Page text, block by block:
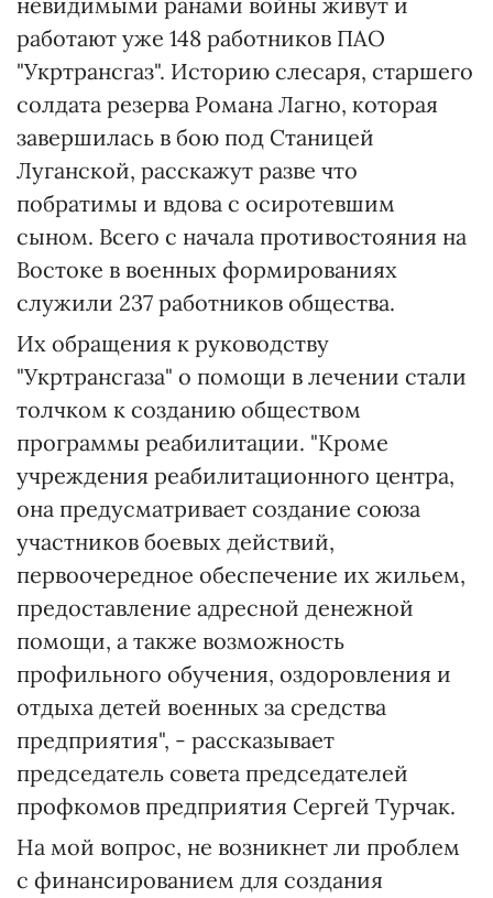
работают уже 148 работников ПАО
"Укртрансгаз". Историю слесаря, старшего
солдата резерва Романа Лагно, которая
завершилась в бою под Станицей
Луганской, расскажут разве что
побратимы и вдова с осиротевшим
сыном. Всего с начала противостояния на
Востоке в военных формированиях
служили 237 работников общества.
Их обращения к руководству
"Укртрансгаза" о помощи в лечении стали
толчком к созданию обществом
программы реабилитации. "Кроме
учреждения реабилитационного центра,
она предусматривает создание союза
участников боевых действий,
первоочередное обеспечение их жильем,
предоставление адресной денежной
помощи, а также возможность
профильного обучения, оздоровления и
отдыха детей военных за средства
предприятия", - рассказывает
председатель совета председателей
профкомов предприятия Сергей Турчак.
На мой вопрос, не возникнет ли проблем
с финансированием для создания